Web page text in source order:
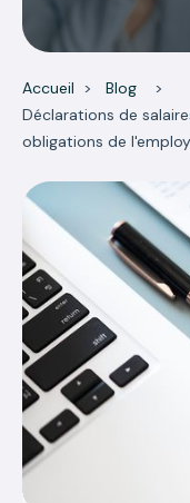
Accueil > Blog >
Déclarations de
obligations de